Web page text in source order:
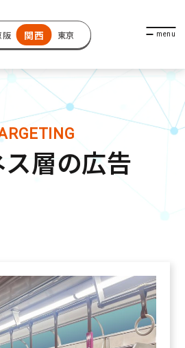
阪 関西 東京
層の広告